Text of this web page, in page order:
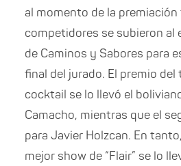
al momento de la
competidores se subieron al
de Caminos y Sabores para
final del jurado. El premio del
cocktail se lo llevó el
Camacho, mientras que el
para Javier Holzcan. En
mejor show de “Flair” se lo